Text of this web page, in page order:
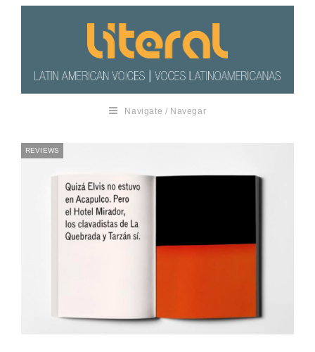
Navigate / Navegar
REVIEWS